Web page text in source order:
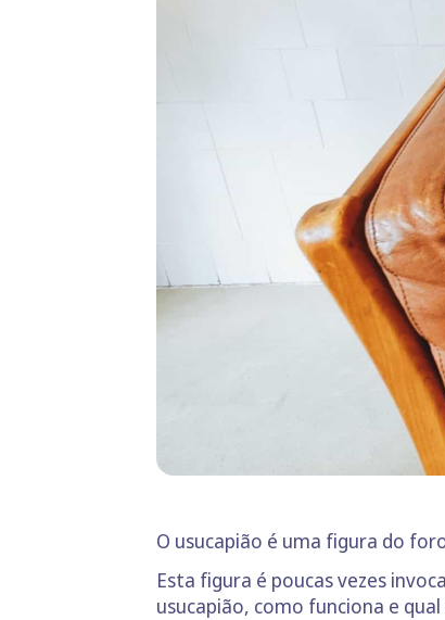
O usucapião é uma figura do
Esta figura é poucas vezes
usucapião, como funciona e